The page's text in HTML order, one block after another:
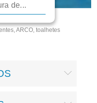
ARCO, toalhetes